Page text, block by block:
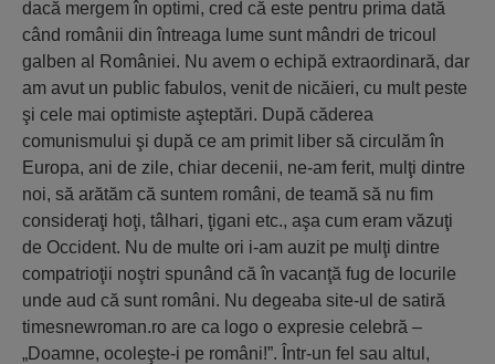
dacă mergem în optimi, cred că este pentru prima dată
când românii din întreaga lume sunt mândri de tricoul
galben al României. Nu avem o echipă extraordinară, dar
am avut un public fabulos, venit de nicăieri, cu mult peste
şi cele mai optimiste aşteptări. După căderea
comunismului şi după ce am primit liber să circulăm în
Europa, ani de zile, chiar decenii, ne-am ferit, mulţi dintre
noi, să arătăm că suntem români, de teamă să nu fim
consideraţi hoţi, tâlhari, ţigani etc., aşa cum eram văzuţi
de Occident. Nu de multe ori i-am auzit pe mulţi dintre
compatrioţii noştri spunând că în vacanţă fug de locurile
unde aud că sunt români. Nu degeaba site-ul de satiră
timesnewroman.ro are ca logo o expresie celebră –
„Doamne, ocoleşte-i pe români!”. Într-un fel sau altul,